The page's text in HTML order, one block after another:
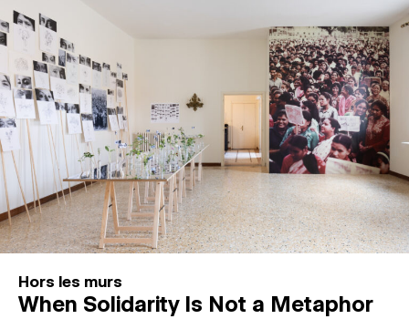
Hors les murs
When Solidarity Is Not a Metaphor